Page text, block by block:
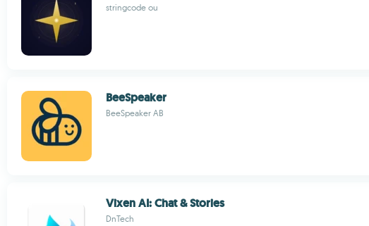
stringcode ou
BeeSpeaker
BeeSpeaker AB
Vixen AI: Chat & Stories
DnTech